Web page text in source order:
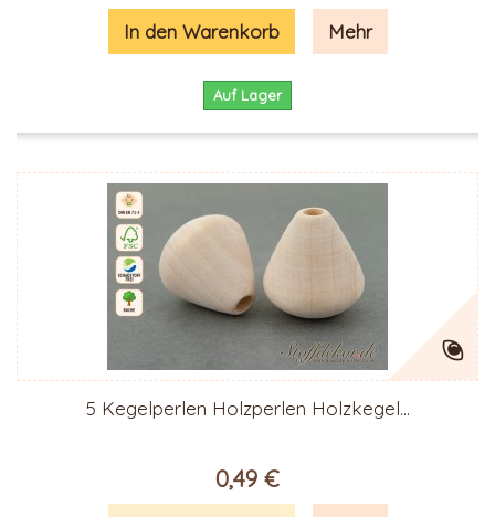
In den Warenkorb Mehr
Auf Lager
5 Kegelperlen Holzperlen Holzkegel...
0,49 €